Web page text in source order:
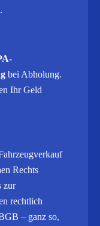
bei Abholung.
Ihr Geld
Rechts
zur
rechtlich
– ganz so,